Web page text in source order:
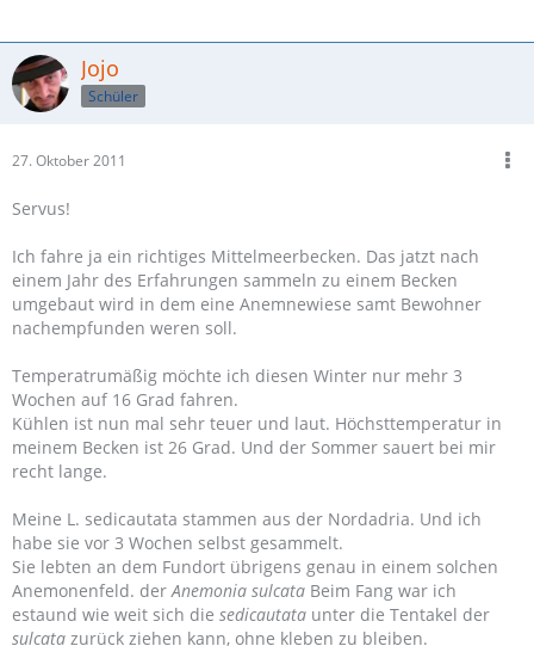
Jojo
Schüler
27. Oktober 2011
Servus!
Ich fahre ja ein richtiges Mittelmeerbecken. Das jatzt nach
einem Jahr des Erfahrungen sammeln zu einem Becken
umgebaut wird in dem eine Anemnewiese samt Bewohner
nachempfunden weren soll.
Temperatrumäßig möchte ich diesen Winter nur mehr 3
Wochen auf 16 Grad fahren.
Kühlen ist nun mal sehr teuer und laut. Höchsttemperatur in
meinem Becken ist 26 Grad. Und der Sommer sauert bei mir
recht lange.
Meine L. sedicautata stammen aus der Nordadria. Und ich
habe sie vor 3 Wochen selbst gesammelt.
Sie lebten an dem Fundort übrigens genau in einem solchen
Anemonenfeld. derAnemonia sulcata Beim Fang war ich
estaund wie weit sich die sedicautata unter die Tentakel der
sulcata zurück ziehen kann, ohne kleben zu bleiben.